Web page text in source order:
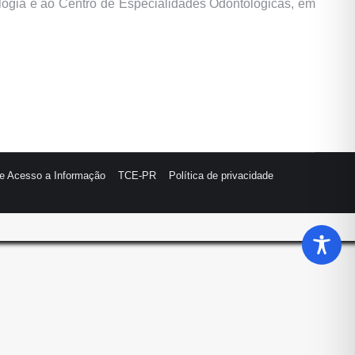
e ao Centro de Especialidades Odontológicas, em
Acesso a Informação TCE-PR
Política de privacidade